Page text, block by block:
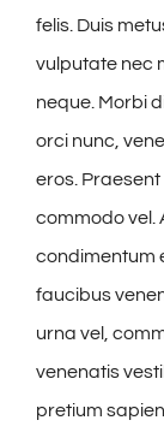
felis. Duis
vulputate nec
neque. Morbi
orci nunc,
eros.
commodo vel.
condimentum
faucibus
urna vel,
venenatis
pretium